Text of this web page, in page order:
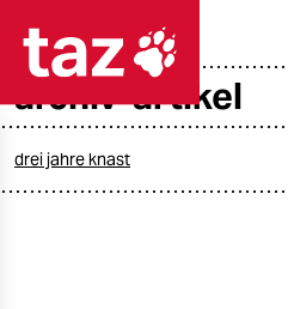
archiv-artikel
drei jahre knast